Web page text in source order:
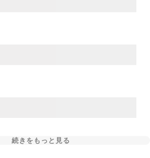
続きをもっと見る